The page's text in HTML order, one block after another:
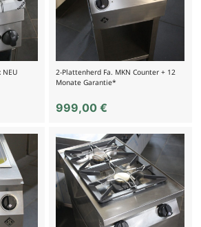
NEU
2-Plattenherd Fa. MKN Counter + 12
Monate Garantie*
999,00€